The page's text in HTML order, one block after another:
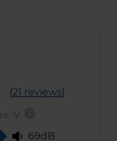
(21 reviews)
V
69dB